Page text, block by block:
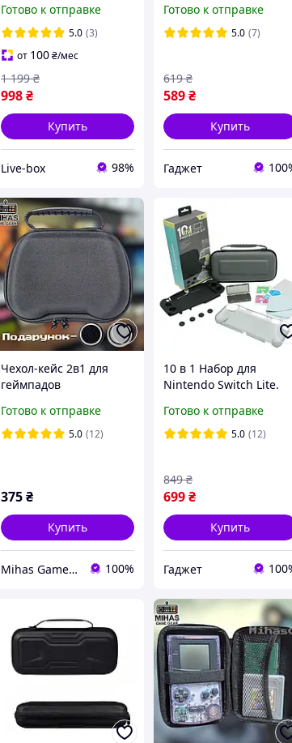
Портативная сумка для
переноски PS Portal
Серый
Готово к отправке
5.0 (3)
от 100₴/мес
998₴
1 199 ₴
Купить
Live-box 98%
Черный цвет. Стекло в
комплекте
Готово к отправке
5.0 (7)
589₴
619 ₴
Купить
Гаджет
Чехол-кейс 2в1 для
геймпадов
One/Series, Dualshock
4/Dualsense 5,
Готово к отправке
5.0 (12)
375₴
Купить
Mihas Game Gear 100%
10 в 1 Набор для
Nintendo Switch Lite.
Case для Lite/Стекло в
комплекте
Готово к отправке
5.0 (12)
699₴
849 ₴
Купить
Гаджет